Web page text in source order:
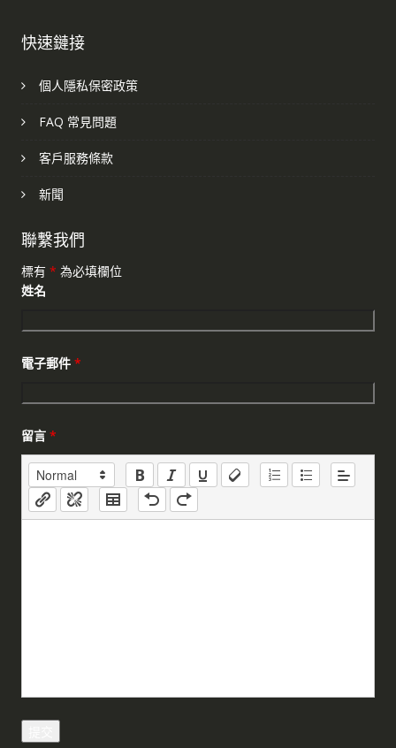
快速鏈接
個人隱私保密政策
FAQ 常見問題
客戶服務條款
新聞
聯繫我們
標有 * 為必填欄位
姓名
電子郵件 *
留言 *